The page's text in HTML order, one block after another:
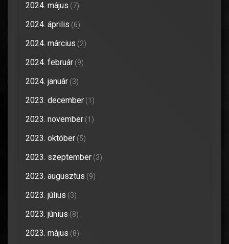
2024. május (7)
2024. április (6)
2024. március (2)
2024. február (9)
2024. január (3)
2023. december (1)
2023. november (1)
2023. október (5)
2023. szeptember (3)
2023. augusztus (9)
2023. július (3)
2023. június (8)
2023. május (8)